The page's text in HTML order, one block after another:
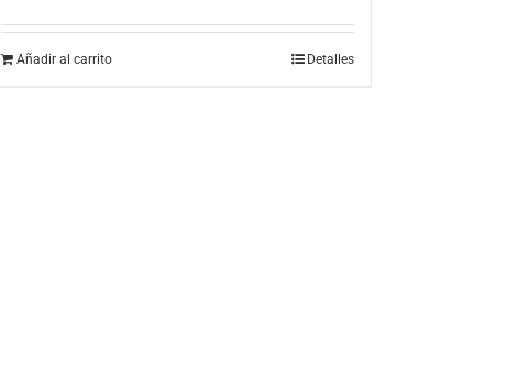
Añadir al carrito Detalles